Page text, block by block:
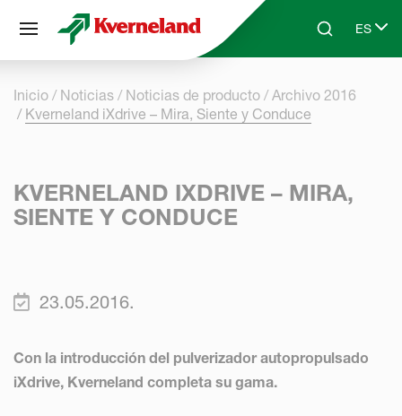
Skip to main contentSearchES
Select
Inicio Noticias Noticias de producto
Archivo 2016
Kverneland iXdrive – Mira, Siente y Conduce
KVERNELAND IXDRIVE – MIRA,
SIENTE Y CONDUCE
23.05.2016.
Con la introducción del pulverizador autopropulsado
iXdrive, Kverneland completa su gama.
Panel de gestión de cookies